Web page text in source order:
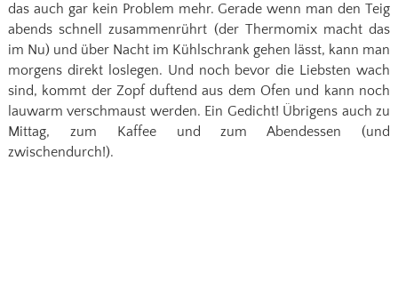
das auch gar kein Problem mehr. Gerade wenn man den Teig
abends schnell zusammenrührt (der Thermomix macht das
im Nu) und über Nacht im Kühlschrank gehen lässt, kann man
morgens direkt loslegen. Und noch bevor die Liebsten wach
sind, kommt der Zopf duftend aus dem Ofen und kann noch
lauwarm verschmaust werden. Ein Gedicht! Übrigens auch zu
Mittag, zum Kaffee und zum Abendessen (und
zwischendurch!).